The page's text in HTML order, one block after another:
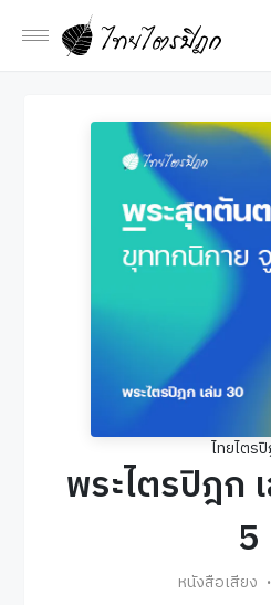
ไทยไตร
พระไตรปิฎก
5
หนังสือเสียง